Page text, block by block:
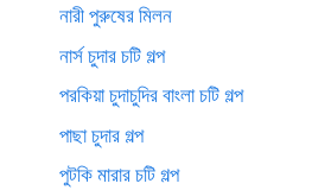
নারী পুরুষের মিলন
নার্স চুদার চটি গল্প
পরকিয়া চুদাচুদির বাংলা চটি গল্প
পাছা চুদার গল্প
পুটকি মারার চটি গল্প